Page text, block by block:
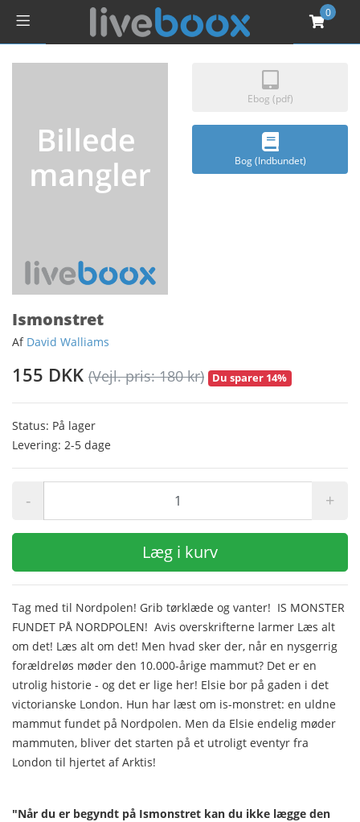
0
Ebog (pdf)
Bog (Indbundet)
Ismonstret
Af David Walliams
155 DKK (Vejl. pris: 180 kr) Du sparer 14%
Status: På lager
Levering: 2-5 dage
- +
Læg i kurv
Tag med til Nordpolen! Grib tørklæde og vanter! IS MONSTER
FUNDET PÅ NORDPOLEN! Avis overskrifterne larmer Læs alt
om det! Læs alt om det! Men hvad sker der, når en nysgerrig
forældreløs møder den 10.000-årige mammut? Det er en
utrolig historie - og det er lige her! Elsie bor på gaden i det
victorianske London. Hun har læst om is-monstret: en uldne
mammut fundet på Nordpolen. Men da Elsie endelig møder
mammuten, bliver det starten på et utroligt eventyr fra
London til hjertet af Arktis!
"Når du er begyndt på Ismonstret kan du ikke lægge den